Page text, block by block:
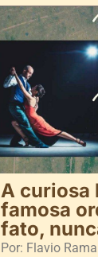
A curiosa
famosa
fato,
Por: Flavio